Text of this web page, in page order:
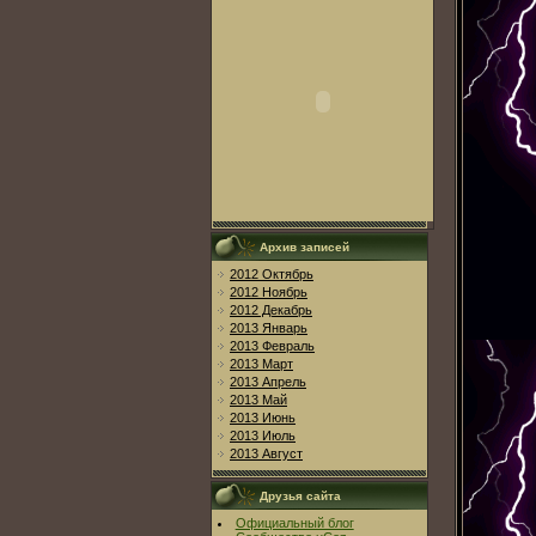
Архив записей
2012 Октябрь
2012 Ноябрь
2012 Декабрь
2013 Январь
2013 Февраль
2013 Март
2013 Апрель
2013 Май
2013 Июнь
2013 Июль
2013 Август
Друзья сайта
Официальный блог